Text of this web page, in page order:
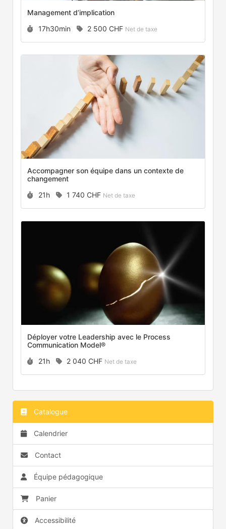
Management d’implication
Durée :
17h30min Prix :
2 500 CHF Net de taxe
Accompagner son équipe dans un contexte de
changement
Durée :
21h Prix :
1 740 CHF Net de taxe
Déployer votre Leadership avec le Process
Communication Model®
Durée :
21h Prix :
2 040 CHF Net de taxe
Catalogue
Calendrier
Contact
Équipe pédagogique
Panier
Accessibilité